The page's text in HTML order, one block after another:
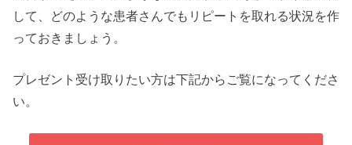
して、どのような患者さんでもリピートを取れる状況を作
っておきましょう。
プレゼント受け取りたい方は下記からご覧になってくださ
い。